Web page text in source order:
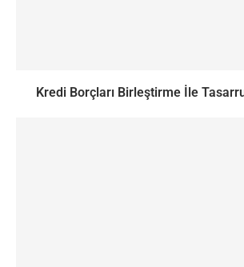
Kredi Borçları Birleştirme İle